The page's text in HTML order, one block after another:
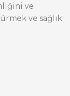
ve
ve sağlık